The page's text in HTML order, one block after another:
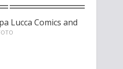
Lucca Comics and